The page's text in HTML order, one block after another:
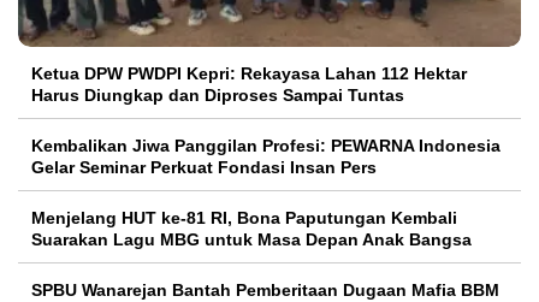
Ketua DPW PWDPI Kepri: Rekayasa Lahan 112 Hektar
Harus Diungkap dan Diproses Sampai Tuntas
Kembalikan Jiwa Panggilan Profesi: PEWARNA Indonesia
Gelar Seminar Perkuat Fondasi Insan Pers
Menjelang HUT ke-81 RI, Bona Paputungan Kembali
Suarakan Lagu MBG untuk Masa Depan Anak Bangsa
SPBU Wanarejan Bantah Pemberitaan Dugaan Mafia BBM